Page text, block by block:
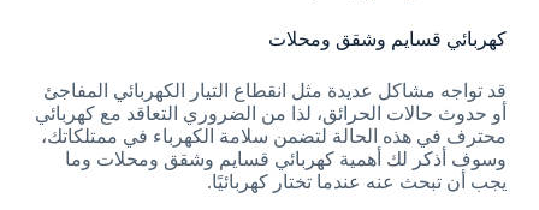
كهربائي قسايم وشقق ومحلات
قد تواجه مشاكل عديدة مثل انقطاع التيار الكهربائي المفاجئ
أو حدوث حالات الحرائق، لذا من الضروري التعاقد مع كهربائي
محترف في هذه الحالة لتضمن سلامة الكهرباء في ممتلكاتك،
وسوف أذكر لك أهمية كهربائي قسايم وشقق ومحلات وما
يجب أن تبحث عنه عندما تختار كهربائيًا.